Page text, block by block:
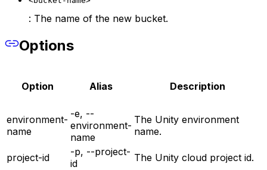
: The name of the new bucket.
Options
Option Alias Description
environment-
name
-e, --
environment-
name
The Unity environment
name.
project-id
-p, --project-
id
The Unity cloud project id.